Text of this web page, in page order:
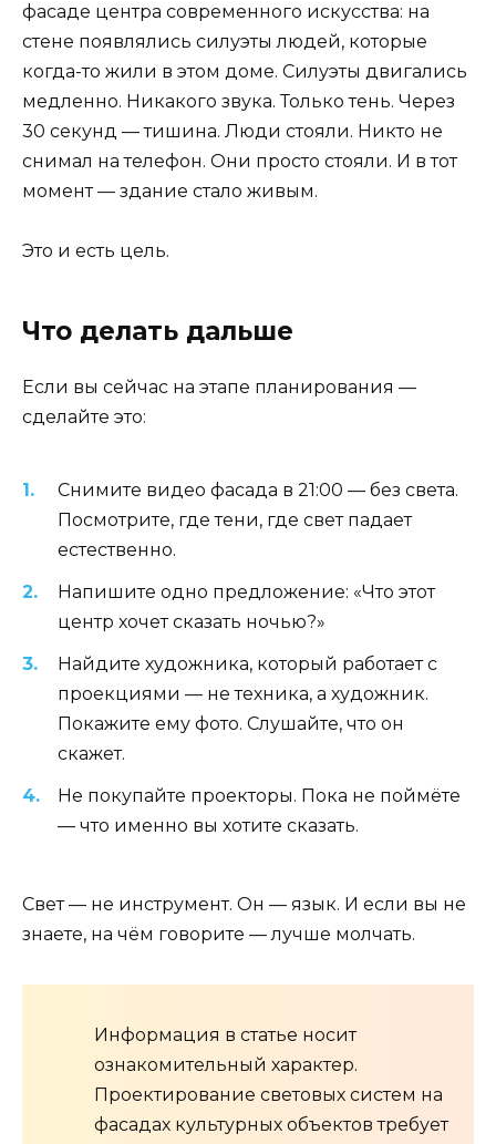
фасаде центра современного искусства: на
стене появлялись силуэты людей, которые
когда-то жили в этом доме. Силуэты двигались
медленно. Никакого звука. Только тень. Через
30 секунд — тишина. Люди стояли. Никто не
снимал на телефон. Они просто стояли. И в тот
момент — здание стало живым.
Это и есть цель.
Что делать дальше
Если вы сейчас на этапе планирования —
сделайте это:
Снимите видео фасада в 21:00 — без света.
Посмотрите, где тени, где свет падает
естественно.
Напишите одно предложение: «Что этот
центр хочет сказать ночью?»
Найдите художника, который работает с
проекциями — не техника, а художник.
Покажите ему фото. Слушайте, что он
скажет.
Не покупайте проекторы. Пока не поймёте
— что именно вы хотите сказать.
Свет — не инструмент. Он — язык. И если вы не
знаете, на чём говорите — лучше молчать.
Информация в статье носит
ознакомительный характер.
Проектирование световых систем на
фасадах культурных объектов требует